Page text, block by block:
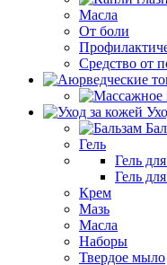
Масла
От боли
Средство от
Гель
Гель
Гель
Крем
Мазь
Масла
Наборы
Твердое мыло